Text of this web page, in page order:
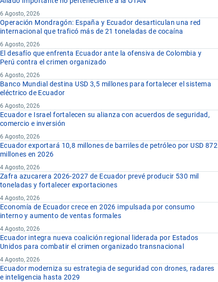
6 Agosto, 2026
Operación Mondragón: España y Ecuador desarticulan una red
internacional que traficó más de 21 toneladas de cocaína
6 Agosto, 2026
El desafío que enfrenta Ecuador ante la ofensiva de Colombia y
Perú contra el crimen organizado
6 Agosto, 2026
Banco Mundial destina USD 3,5 millones para fortalecer el sistema
eléctrico de Ecuador
6 Agosto, 2026
Ecuador e Israel fortalecen su alianza con acuerdos de seguridad,
comercio e inversión
6 Agosto, 2026
Ecuador exportará 10,8 millones de barriles de petróleo por USD 872
millones en 2026
4 Agosto, 2026
Zafra azucarera 2026-2027 de Ecuador prevé producir 530 mil
toneladas y fortalecer exportaciones
4 Agosto, 2026
Economía de Ecuador crece en 2026 impulsada por consumo
interno y aumento de ventas formales
4 Agosto, 2026
Ecuador integra nueva coalición regional liderada por Estados
Unidos para combatir el crimen organizado transnacional
4 Agosto, 2026
Ecuador moderniza su estrategia de seguridad con drones, radares
e inteligencia hasta 2029